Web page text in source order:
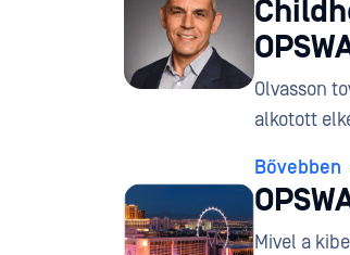
Olvasson
alkotott
Bővebben
Mivel a